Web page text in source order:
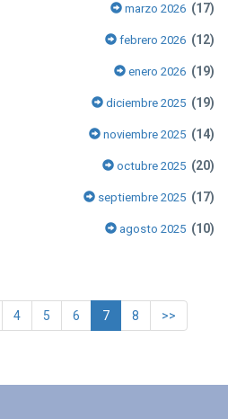
marzo 2026 (17)
febrero 2026 (12)
enero 2026 (19)
diciembre 2025 (19)
noviembre 2025 (14)
octubre 2025 (20)
septiembre 2025 (17)
agosto 2025 (10)
4 5 6 7 8 >>